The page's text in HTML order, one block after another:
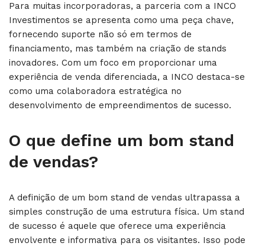
Para muitas incorporadoras, a parceria com a INCO
Investimentos se apresenta como uma peça chave,
fornecendo suporte não só em termos de
financiamento, mas também na criação de stands
inovadores. Com um foco em proporcionar uma
experiência de venda diferenciada, a INCO destaca-se
como uma colaboradora estratégica no
desenvolvimento de empreendimentos de sucesso.
O que define um bom stand
de vendas?
A definição de um bom stand de vendas ultrapassa a
simples construção de uma estrutura física. Um stand
de sucesso é aquele que oferece uma experiência
envolvente e informativa para os visitantes. Isso pode